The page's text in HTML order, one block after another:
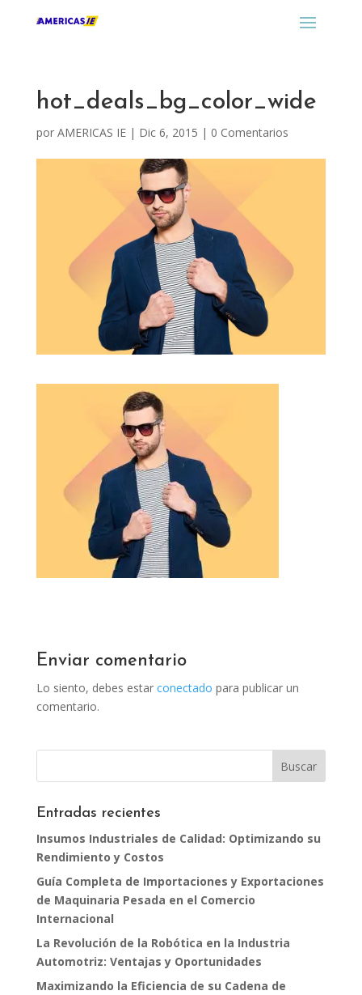
hot_deals_bg_color_wide
por AMERICAS IE| Dic 6, 2015 | 0 Comentarios
Enviar comentario
Lo siento, debes estar conectado para publicar un
comentario.
Entradas recientes
Insumos Industriales de Calidad: Optimizando su
Rendimiento y Costos
Guía Completa de Importaciones y Exportaciones
de Maquinaria Pesada en el Comercio
Internacional
La Revolución de la Robótica en la Industria
Automotriz: Ventajas y Oportunidades
Maximizando la Eficiencia de su Cadena de